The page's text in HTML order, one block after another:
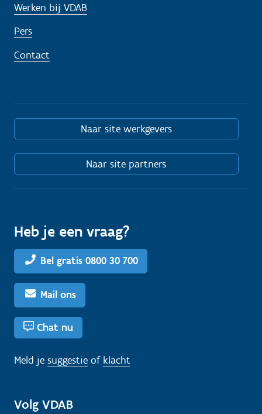
Werken bij VDAB
Pers
Contact
Naar site werkgevers
Naar site partners
Heb je een vraag?
Bel gratis 0800 30 700
Mail ons
Chat nu
Meld je suggestie of klacht
Volg VDAB